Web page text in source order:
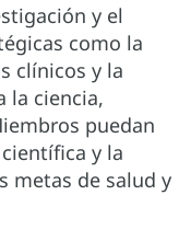
y el
como la
clínicos y la
la ciencia,
puedan
y la
metas de salud y